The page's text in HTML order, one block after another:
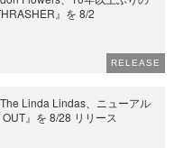
』を 8/2
RELEASE
Linda Lindas、ニューアル
』を 8/28 リリース